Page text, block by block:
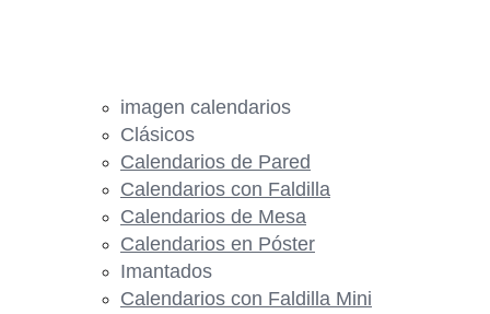
imagen calendarios
Clásicos
Calendarios de Pared
Calendarios con Faldilla
Calendarios de Mesa
Calendarios en Póster
Imantados
Calendarios con Faldilla Mini